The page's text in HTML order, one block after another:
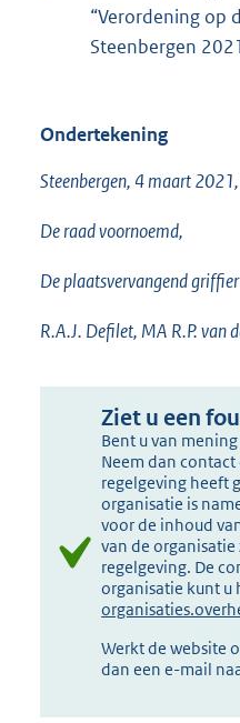
“Verordening op
Steenbergen
Ondertekening
Steenbergen, 4 maart 2021,
De raad voornoemd,
De plaatsvervangend
R.A.J. Defilet, MA R.P. van
Ziet u een
Bent u van
Neem dan
regelgeving heeft
organisatie is
voor de inhoud
van de
regelgeving. De
organisatie kunt u
Werkt de website
dan een e-mail